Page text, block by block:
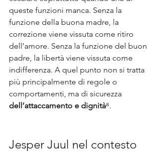
queste funzioni manca. Senza la
funzione della buona madre, la
correzione viene vissuta come ritiro
dell’amore. Senza la funzione del buon
padre, la libertà viene vissuta come
indifferenza. A quel punto non si tratta
più principalmente di regole o
comportamenti, ma di sicurezza
dell’attaccamento e dignità⁸.
Jesper Juul nel contesto